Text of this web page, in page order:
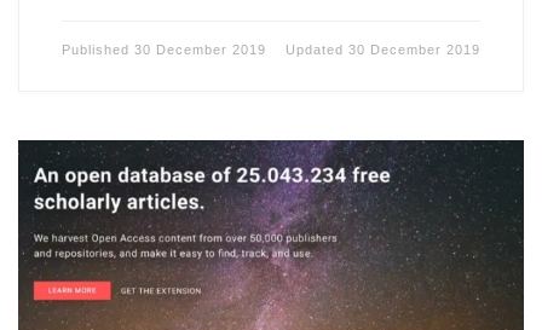
Published 30 December 2019 Updated 30 December 2019